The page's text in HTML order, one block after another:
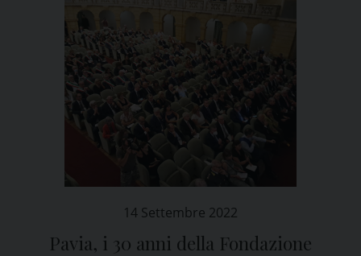
14 Settembre 2022
Pavia, i 30 anni della Fondazione